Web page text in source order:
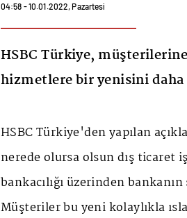
04:58 - 10.01.2022, Pazartesi
HSBC Türkiye,
hizmetlere bir yenisini
HSBC Türkiye'den yapılan
nerede olursa olsun dış ticaret
bankacılığı üzerinden
Müşteriler bu yeni kolaylıkla